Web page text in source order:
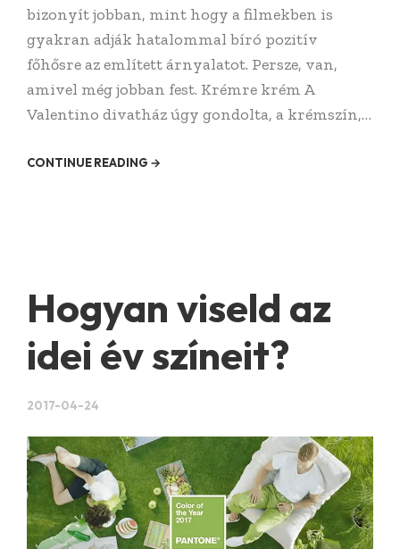
bizonyít jobban, mint hogy a filmekben is
gyakran adják hatalommal bíró pozitív
főhősre az említett árnyalatot. Persze, van,
amivel még jobban fest. Krémre krém A
Valentino divatház úgy gondolta, a krémszín,…
CONTINUE READING →
Hogyan viseld az
idei év színeit?
2017-04-24